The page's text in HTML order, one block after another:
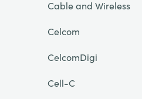
Cable and Wireless
Celcom
CelcomDigi
Cell-C